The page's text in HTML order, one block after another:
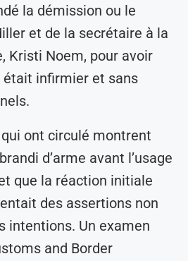
la démission ou le
et de la secrétaire à la
Kristi Noem, pour avoir
infirmier et sans
ont circulé montrent
d’arme avant l’usage
que la réaction initiale
des assertions non
intentions. Un examen
and Border